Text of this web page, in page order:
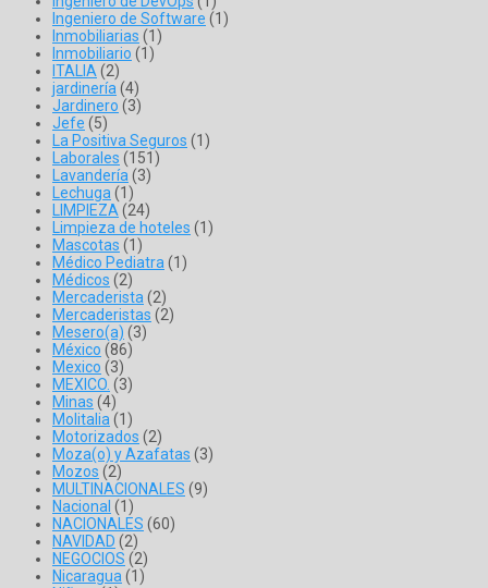
Ingeniero de Software (1)
Inmobiliarias (1)
Inmobiliario (1)
ITALIA (2)
jardinería (4)
Jardinero (3)
Jefe (5)
La Positiva Seguros (1)
Laborales (151)
Lavandería (3)
Lechuga (1)
LIMPIEZA (24)
Limpieza de hoteles (1)
Mascotas (1)
Médico Pediatra (1)
Médicos (2)
Mercaderista (2)
Mercaderistas (2)
Mesero(a) (3)
México (86)
Mexico (3)
MEXICO. (3)
Minas (4)
Molitalia (1)
Motorizados (2)
Moza(o) y Azafatas (3)
Mozos (2)
MULTINACIONALES (9)
Nacional (1)
NACIONALES (60)
NAVIDAD (2)
NEGOCIOS (2)
Nicaragua (1)